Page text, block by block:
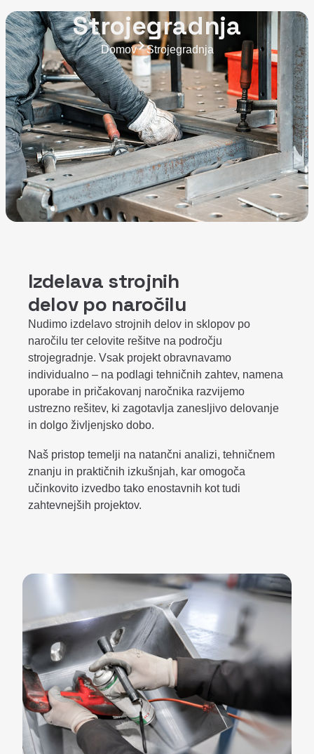
Strojegradnja
Domov Strojegradnja
Izdelava strojnih
delov po naročilu
Nudimo izdelavo strojnih delov in sklopov po
naročilu ter celovite rešitve na področju
strojegradnje. Vsak projekt obravnavamo
individualno – na podlagi tehničnih zahtev, namena
uporabe in pričakovanj naročnika razvijemo
ustrezno rešitev, ki zagotavlja zanesljivo delovanje
in dolgo življenjsko dobo.
Naš pristop temelji na natančni analizi, tehničnem
znanju in praktičnih izkušnjah, kar omogoča
učinkovito izvedbo tako enostavnih kot tudi
zahtevnejših projektov.